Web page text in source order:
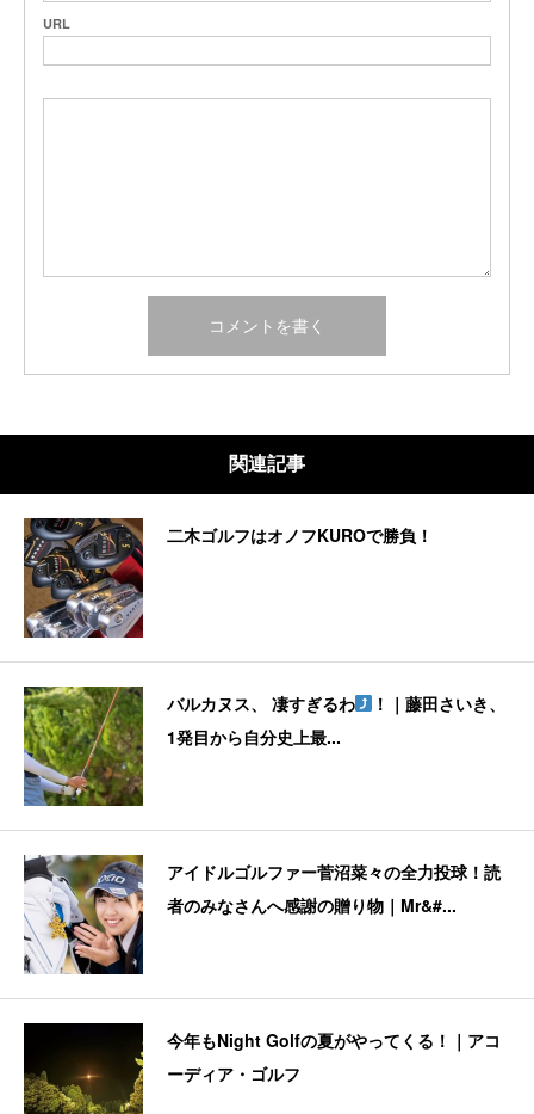
URL
関連記事
二木ゴルフはオノフKUROで勝負！
バルカヌス、 凄すぎるわ
！｜藤田さいき、
1発目から自分史上最...
アイドルゴルファー菅沼菜々の全力投球！読
者のみなさんへ感謝の贈り物｜Mr&#...
今年もNight Golfの夏がやってくる！｜アコ
ーディア・ゴルフ